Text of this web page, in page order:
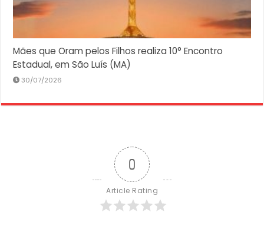
Mães que Oram pelos Filhos realiza 10° Encontro
Estadual, em São Luís (MA)
30/07/2026
0
Article Rating